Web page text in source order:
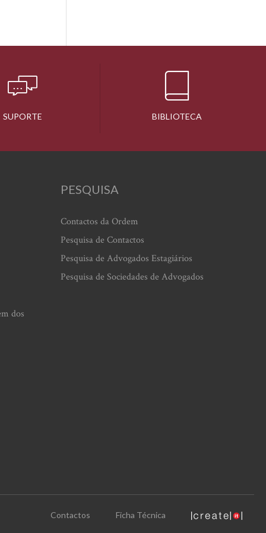
SUPORTE BIBLIOTECA
dos
PESQUISA
Contactos da Ordem
Pesquisa de Contactos
Pesquisa de Advogados Estagiários
Pesquisa de Sociedades de Advogados
Contactos Ficha Técnica